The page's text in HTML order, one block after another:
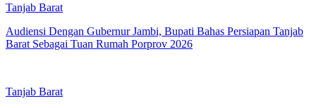
Tanjab Barat
Audiensi Dengan Gubernur Jambi, Bupati Bahas Persiapan Tanjab
Barat Sebagai Tuan Rumah Porprov 2026
Tanjab Barat